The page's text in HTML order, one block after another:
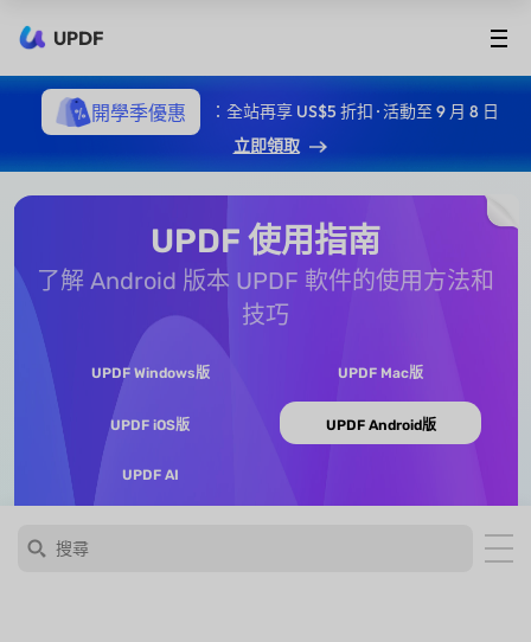
UPDF
開學季優惠
：全站再享 US$5 折扣 · 活動至 9 月 8 日
立即領取
UPDF 使用指南
了解 Android 版本 UPDF 軟件的使用方法和
技巧
UPDF Windows版 UPDF Mac版
UPDF iOS版 UPDF Android版
UPDF AI